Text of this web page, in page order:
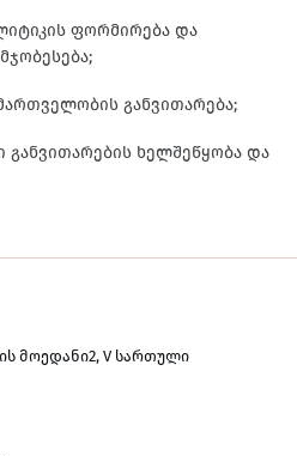
ფორმირება და
განვითარება;
განვითარების ხელშეწყობა და
მოედანი2, V სართული